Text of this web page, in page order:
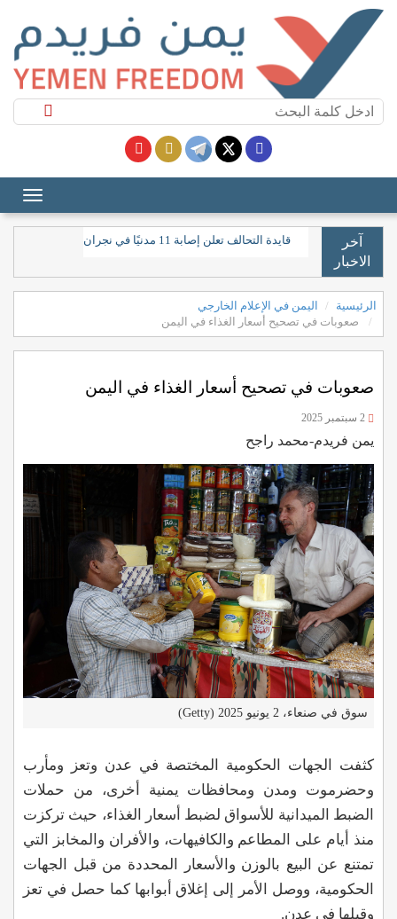
آخر
الاخبار
قايدة التحالف تعلن إصابة 11 مدنيًا في نجران جراء "اعتداءات حوثية"
الرئيسية
اليمن في الإعلام الخارجي
صعوبات في تصحيح أسعار الغذاء في اليمن
صعوبات في تصحيح أسعار الغذاء في اليمن
يمن فريدم-محمد راجح
سوق في صنعاء، 2 يونيو 2025 (Getty)
كثفت الجهات الحكومية المختصة في عدن وتعز ومأرب
وحضرموت ومدن ومحافظات يمنية أخرى، من حملات
الضبط الميدانية للأسواق لضبط أسعار الغذاء، حيث تركزت
منذ أيام على المطاعم والكافيهات، والأفران والمخابز التي
تمتنع عن البيع بالوزن والأسعار المحددة من قبل الجهات
الحكومية، ووصل الأمر إلى إغلاق أبوابها كما حصل في تعز
وقبلها في عدن.